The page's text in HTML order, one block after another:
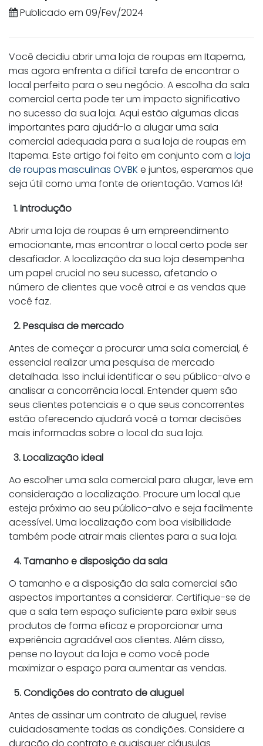
Publicado em 09/Fev/2024
Você decidiu abrir uma loja de roupas em Itapema,
mas agora enfrenta a difícil tarefa de encontrar o
local perfeito para o seu negócio. A escolha da sala
comercial certa pode ter um impacto significativo
no sucesso da sua loja. Aqui estão algumas dicas
importantes para ajudá-lo a alugar uma sala
comercial adequada para a sua loja de roupas em
Itapema. Este artigo foi feito em conjunto com a loja
de roupas masculinas OVBK e juntos, esperamos que
seja útil como uma fonte de orientação. Vamos lá!
1. Introdução
Abrir uma loja de roupas é um empreendimento
emocionante, mas encontrar o local certo pode ser
desafiador. A localização da sua loja desempenha
um papel crucial no seu sucesso, afetando o
número de clientes que você atrai e as vendas que
você faz.
2. Pesquisa de mercado
Antes de começar a procurar uma sala comercial, é
essencial realizar uma pesquisa de mercado
detalhada. Isso inclui identificar o seu público-alvo e
analisar a concorrência local. Entender quem são
seus clientes potenciais e o que seus concorrentes
estão oferecendo ajudará você a tomar decisões
mais informadas sobre o local da sua loja.
3. Localização ideal
Ao escolher uma sala comercial para alugar, leve em
consideração a localização. Procure um local que
esteja próximo ao seu público-alvo e seja facilmente
acessível. Uma localização com boa visibilidade
também pode atrair mais clientes para a sua loja.
4. Tamanho e disposição da sala
O tamanho e a disposição da sala comercial são
aspectos importantes a considerar. Certifique-se de
que a sala tem espaço suficiente para exibir seus
produtos de forma eficaz e proporcionar uma
experiência agradável aos clientes. Além disso,
pense no layout da loja e como você pode
maximizar o espaço para aumentar as vendas.
5. Condições do contrato de aluguel
Antes de assinar um contrato de aluguel, revise
cuidadosamente todas as condições. Considere a